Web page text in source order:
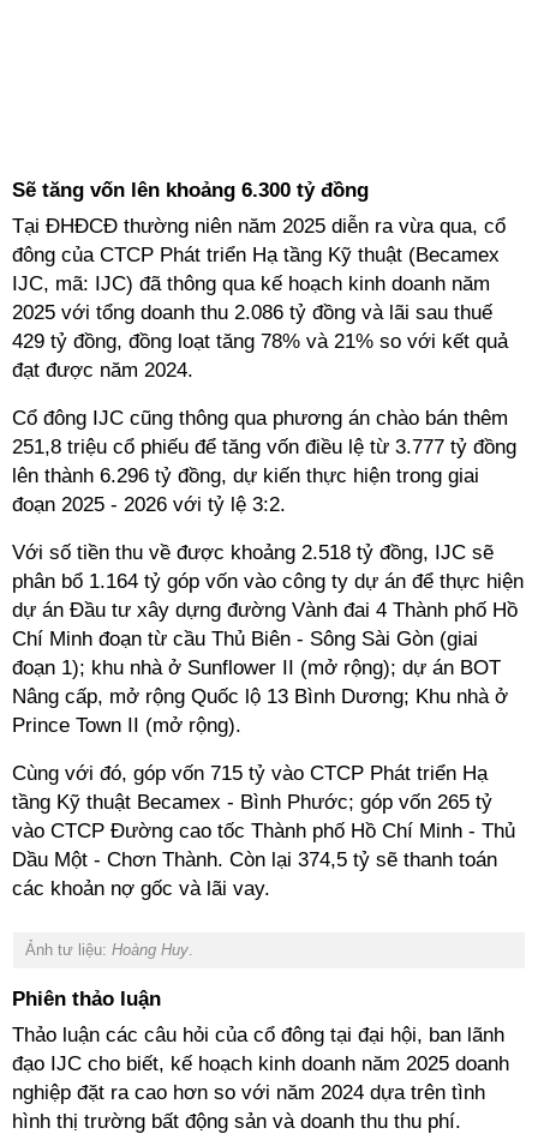
Sẽ tăng vốn lên khoảng 6.300 tỷ đồng
Tại ĐHĐCĐ thường niên năm 2025 diễn ra vừa qua, cổ
đông của CTCP Phát triển Hạ tầng Kỹ thuật (Becamex
IJC, mã: IJC) đã thông qua kế hoạch kinh doanh năm
2025 với tổng doanh thu 2.086 tỷ đồng và lãi sau thuế
429 tỷ đồng, đồng loạt tăng 78% và 21% so với kết quả
đạt được năm 2024.
Cổ đông IJC cũng thông qua phương án chào bán thêm
251,8 triệu cổ phiếu để tăng vốn điều lệ từ 3.777 tỷ đồng
lên thành 6.296 tỷ đồng, dự kiến thực hiện trong giai
đoạn 2025 - 2026 với tỷ lệ 3:2.
Với số tiền thu về được khoảng 2.518 tỷ đồng, IJC sẽ
phân bổ 1.164 tỷ góp vốn vào công ty dự án để thực hiện
dự án Đầu tư xây dựng đường Vành đai 4 Thành phố Hồ
Chí Minh đoạn từ cầu Thủ Biên - Sông Sài Gòn (giai
đoạn 1); khu nhà ở Sunflower II (mở rộng); dự án BOT
Nâng cấp, mở rộng Quốc lộ 13 Bình Dương; Khu nhà ở
Prince Town II (mở rộng).
Cùng với đó, góp vốn 715 tỷ vào CTCP Phát triển Hạ
tầng Kỹ thuật Becamex - Bình Phước; góp vốn 265 tỷ
vào CTCP Đường cao tốc Thành phố Hồ Chí Minh - Thủ
Dầu Một - Chơn Thành. Còn lại 374,5 tỷ sẽ thanh toán
các khoản nợ gốc và lãi vay.
Ảnh tư liệu: Hoàng Huy.
Phiên thảo luận
Thảo luận các câu hỏi của cổ đông tại đại hội, ban lãnh
đạo IJC cho biết, kế hoạch kinh doanh năm 2025 doanh
nghiệp đặt ra cao hơn so với năm 2024 dựa trên tình
hình thị trường bất động sản và doanh thu thu phí.